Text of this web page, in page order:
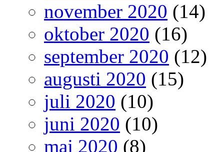
november 2020 (14)
oktober 2020 (16)
september 2020 (12)
augusti 2020 (15)
juli 2020 (10)
juni 2020 (10)
maj 2020 (8)